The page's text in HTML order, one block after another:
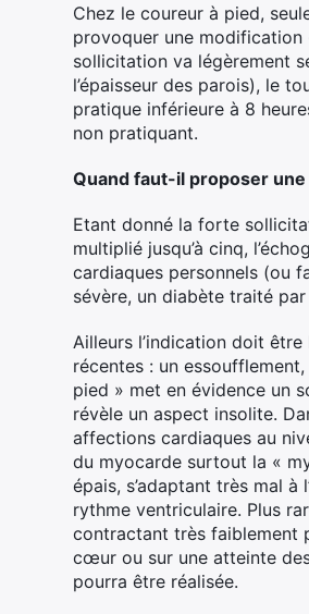
Chez le coureur à pied,
provoquer une
sollicitation va légèrement
l’épaisseur des parois), le
pratique inférieure à 8
non pratiquant.
Quand faut-il proposer
Etant donné la forte
multiplié jusqu’à cinq,
cardiaques personnels (ou
sévère, un diabète traité par
Ailleurs l’indication doit
récentes : un
pied » met en évidence un
révèle un aspect insolite.
affections cardiaques au
du myocarde surtout la «
épais, s’adaptant très mal
rythme ventriculaire. Plus
contractant très faiblement
cœur ou sur une atteinte
pourra être réalisée.